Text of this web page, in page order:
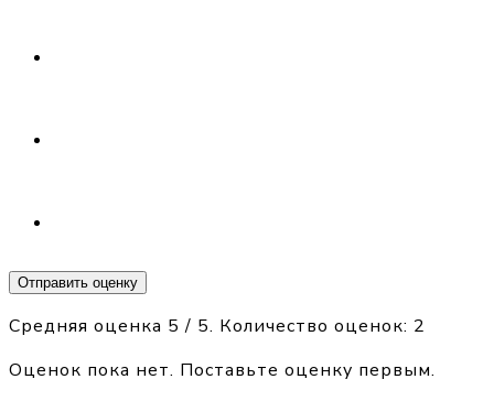
Отправить оценку
Средняя оценка 5 / 5. Количество оценок: 2
Оценок пока нет. Поставьте оценку первым.